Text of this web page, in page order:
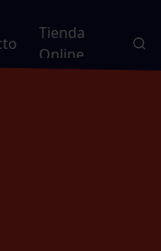
Tienda
Online